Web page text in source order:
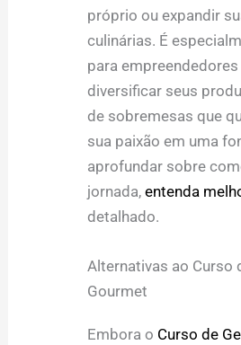
próprio ou expandir
culinárias. É
para
diversificar seus
de sobremesas que
sua paixão em uma
aprofundar sobre
jornada,entenda
detalhado.
Alternativas ao Curso
Gourmet
Embora o Curso de